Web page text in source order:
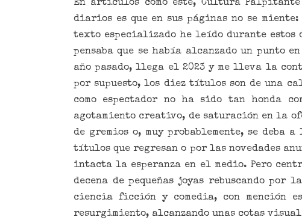
En artículos como este, Cultura
diarios es que en sus páginas no se
texto especializado he leído durante estos
pensaba que se había alcanzado un
año pasado, llega el 2023 y me lleva la
por supuesto, los diez títulos son de una
como espectador no ha sido tan honda
agotamiento creativo, de saturación en la
de gremios o, muy probablemente, se
títulos que regresan o por las novedades
intacta la esperanza en el medio. Pero
decena de pequeñas joyas rebuscando por
ciencia ficción y comedia, con mención
resurgimiento, alcanzando unas cotas